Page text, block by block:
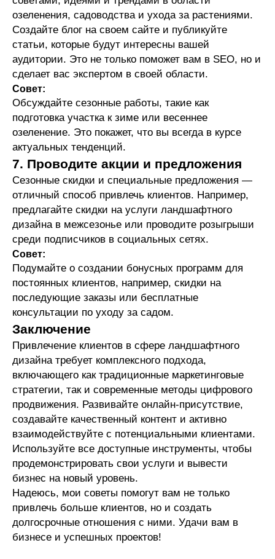
озеленения, садоводства и ухода за растениями.
Создайте блог на своем сайте и публикуйте
статьи, которые будут интересны вашей
аудитории. Это не только поможет вам в SEO, но и
сделает вас экспертом в своей области.
Совет:
Обсуждайте сезонные работы, такие как
подготовка участка к зиме или весеннее
озеленение. Это покажет, что вы всегда в курсе
актуальных тенденций.
7. Проводите акции и предложения
Сезонные скидки и специальные предложения —
отличный способ привлечь клиентов. Например,
предлагайте скидки на услуги ландшафтного
дизайна в межсезонье или проводите розыгрыши
среди подписчиков в социальных сетях.
Совет:
Подумайте о создании бонусных программ для
постоянных клиентов, например, скидки на
последующие заказы или бесплатные
консультации по уходу за садом.
Заключение
Привлечение клиентов в сфере ландшафтного
дизайна требует комплексного подхода,
включающего как традиционные маркетинговые
стратегии, так и современные методы цифрового
продвижения. Развивайте онлайн-присутствие,
создавайте качественный контент и активно
взаимодействуйте с потенциальными клиентами.
Используйте все доступные инструменты, чтобы
продемонстрировать свои услуги и вывести
бизнес на новый уровень.
Надеюсь, мои советы помогут вам не только
привлечь больше клиентов, но и создать
долгосрочные отношения с ними. Удачи вам в
бизнесе и успешных проектов!
Больше кейсов
Подробнее
Настройка:Яндекс Директ
Заявок за месяц:159
Натяжные потолки в Москве -
ДизайнПотолок
Строительство домов в Перми -
TSD-BUILD
Настройка:Яндекс Директ
Заявок за месяц: 601
Подробнее